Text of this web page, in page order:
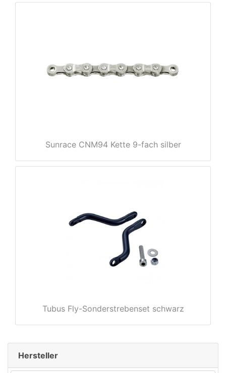
Sunrace CNM94 Kette 9-fach silber
Tubus Fly-Sonderstrebenset schwarz
Hersteller